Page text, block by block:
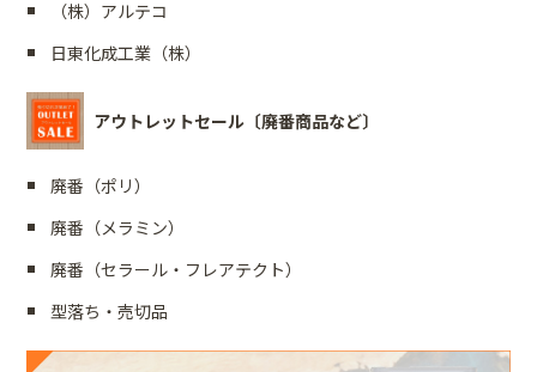
（株）アルテコ
日東化成工業（株）
アウトレットセール〔廃番商品など〕
廃番（ポリ）
廃番（メラミン）
廃番（セラール・フレアテクト）
型落ち・売切品